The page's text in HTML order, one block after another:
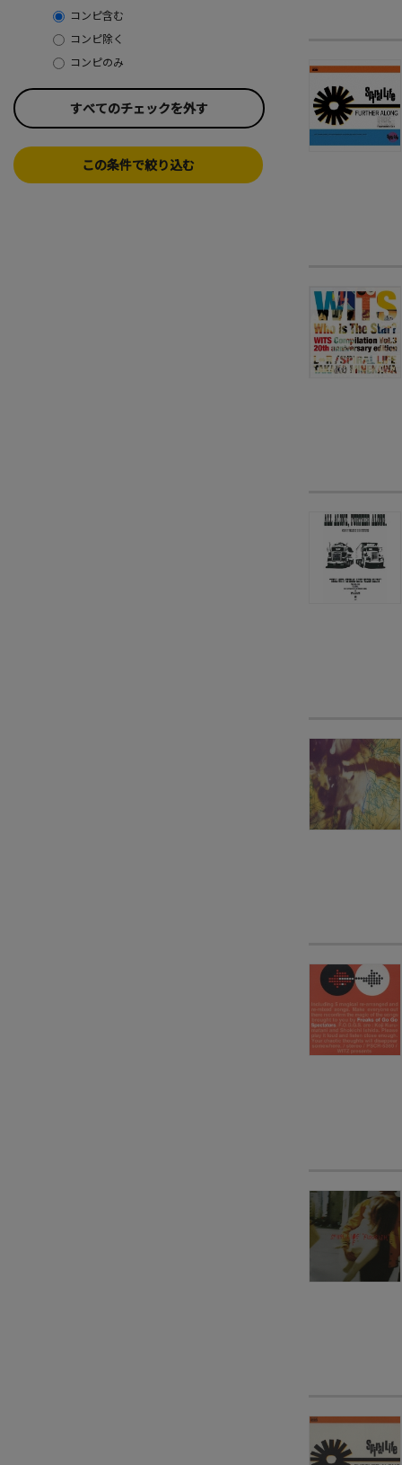
コンピ含む
コンピ除く
コンピのみ
すべてのチェックを外す
この条件で絞り込む